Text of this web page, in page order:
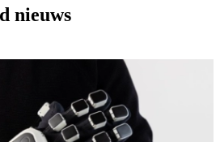
nieuws
training voor veiliger